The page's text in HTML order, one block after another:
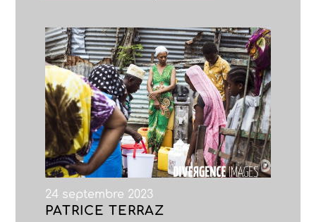
24 septembre 2023
PATRICE TERRAZ